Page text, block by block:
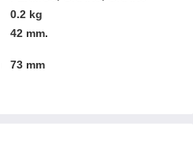
0.2 kg
42 mm.
73 mm